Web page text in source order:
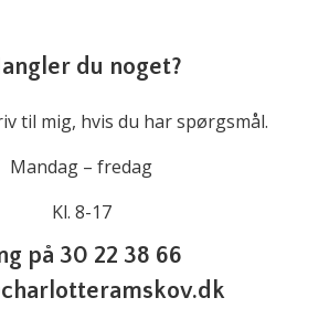
du noget?
til mig, hvis du har spørgsmål.
Mandag – fredag
Kl. 8-17
på 30 22 38 66